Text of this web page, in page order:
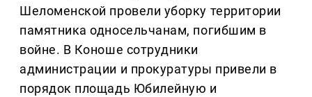
Шеломенской провели уборку территории
памятника односельчанам, погибшим в
войне. В Коноше сотрудники
администрации и прокуратуры привели в
порядок площадь Юбилейную и